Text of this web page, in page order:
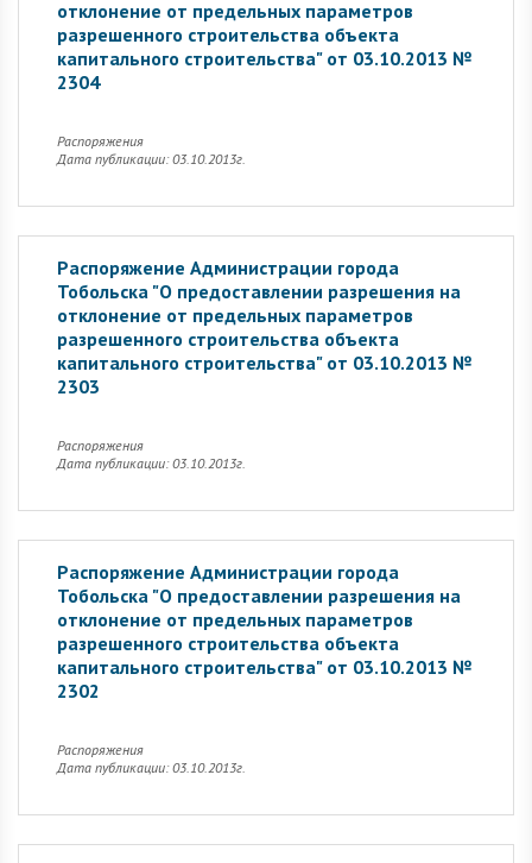
отклонение от предельных параметров
разрешенного строительства объекта
капитального строительства" от 03.10.2013 №
2304
Распоряжения
Дата публикации: 03.10.2013г.
Распоряжение Администрации города
Тобольска "О предоставлении разрешения на
отклонение от предельных параметров
разрешенного строительства объекта
капитального строительства" от 03.10.2013 №
2303
Распоряжения
Дата публикации: 03.10.2013г.
Распоряжение Администрации города
Тобольска "О предоставлении разрешения на
отклонение от предельных параметров
разрешенного строительства объекта
капитального строительства" от 03.10.2013 №
2302
Распоряжения
Дата публикации: 03.10.2013г.